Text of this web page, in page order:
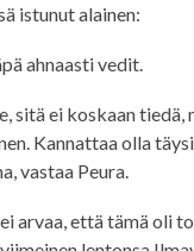
istunut alainen:
ahnaasti vedit.
sitä ei koskaan tiedä,
Kannattaa olla
vastaa Peura.
arvaa, että tämä oli